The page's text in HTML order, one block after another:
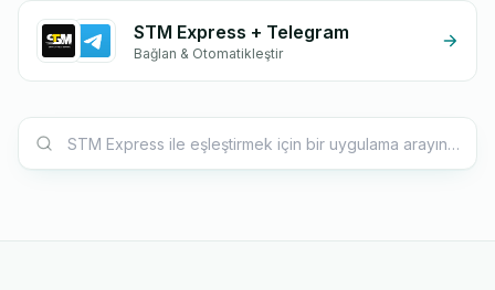
STM Express + Telegram
Bağlan & Otomatikleştir